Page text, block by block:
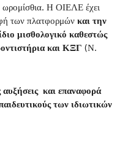
ωρομίσθια. Η ΟΙΕΛΕ έχει
των πλατφορμών και την
μισθολογικό καθεστώς
και ΚΞΓ (Ν.
αυξήσεις και επαναφορά
των ιδιωτικών